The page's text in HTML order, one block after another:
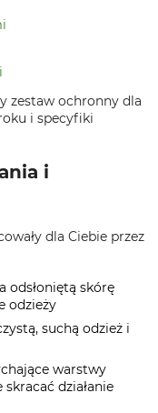
zestaw ochronny dla
i specyfiki
i
dla Ciebie przez
odsłoniętą skórę
odzieży
suchą odzież i
warstwy
działanie